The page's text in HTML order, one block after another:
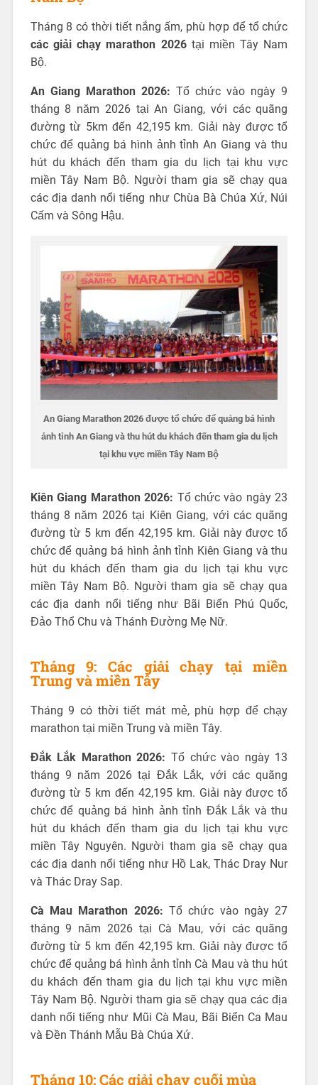
Tháng 8 có thời tiết nắng ấm, phù hợp để tổ chức
các giải chạy marathon 2026tại miền Tây Nam
Bộ.
An Giang Marathon 2026: Tổ chức vào ngày 9
tháng 8 năm 2026 tại An Giang, với các quãng
đường từ 5km đến 42,195 km. Giải này được tổ
chức để quảng bá hình ảnh tỉnh An Giang và thu
hút du khách đến tham gia du lịch tại khu vực
miền Tây Nam Bộ. Người tham gia sẽ chạy qua
các địa danh nổi tiếng như Chùa Bà Chúa Xứ, Núi
Cấm và Sông Hậu.
An Giang Marathon 2026 được tổ chức để quảng bá hình
ảnh tỉnh An Giang và thu hút du khách đến tham gia du lịch
tại khu vực miền Tây Nam Bộ
Kiên Giang Marathon 2026: Tổ chức vào ngày 23
tháng 8 năm 2026 tại Kiên Giang, với các quãng
đường từ 5 km đến 42,195 km. Giải này được tổ
chức để quảng bá hình ảnh tỉnh Kiên Giang và thu
hút du khách đến tham gia du lịch tại khu vực
miền Tây Nam Bộ. Người tham gia sẽ chạy qua
các địa danh nổi tiếng như Bãi Biển Phú Quốc,
Đảo Thổ Chu và Thánh Đường Mẹ Nữ.
Tháng 9: Các giải chạy tại miền
Trung và miền Tây
Tháng 9 có thời tiết mát mẻ, phù hợp để chạy
marathon tại miền Trung và miền Tây.
Đắk Lắk Marathon 2026: Tổ chức vào ngày 13
tháng 9 năm 2026 tại Đắk Lắk, với các quãng
đường từ 5 km đến 42,195 km. Giải này được tổ
chức để quảng bá hình ảnh tỉnh Đắk Lắk và thu
hút du khách đến tham gia du lịch tại khu vực
miền Tây Nguyên. Người tham gia sẽ chạy qua
các địa danh nổi tiếng như Hồ Lak, Thác Dray Nur
và Thác Dray Sap.
Cà Mau Marathon 2026: Tổ chức vào ngày 27
tháng 9 năm 2026 tại Cà Mau, với các quãng
đường từ 5 km đến 42,195 km. Giải này được tổ
chức để quảng bá hình ảnh tỉnh Cà Mau và thu hút
du khách đến tham gia du lịch tại khu vực miền
Tây Nam Bộ. Người tham gia sẽ chạy qua các địa
danh nổi tiếng như Mũi Cà Mau, Bãi Biển Ca Mau
và Đền Thánh Mẫu Bà Chúa Xứ.
Tháng 10: Các giải chạy cuối mùa